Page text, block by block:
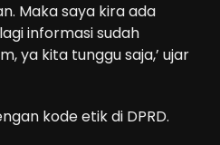
Maka saya kira ada
informasi sudah
ya kita tunggu saja,’ ujar
kode etik di DPRD.